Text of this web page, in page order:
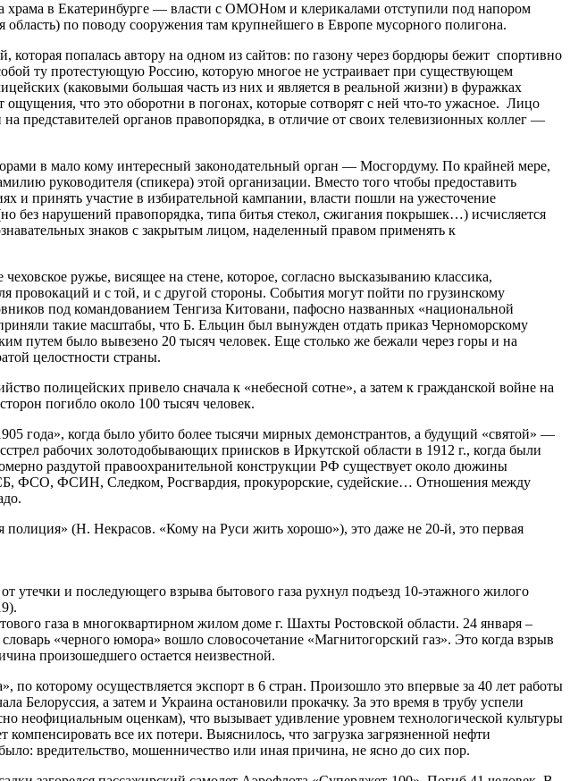
храма в Екатеринбурге — власти с ОМОНом и клерикалами отступили под напором
по поводу сооружения там крупнейшего в Европе мусорного полигона.
которая попалась автору на одном из сайтов: по газону через бордюры бежит спортивно
ту протестующую Россию, которую многое не устраивает при существующем
(каковыми большая часть из них и является в реальной жизни) в фуражках
что это оборотни в погонах, которые сотворят с ней что-то ужасное. Лицо
представителей органов правопорядка, в отличие от своих телевизионных коллег —
в мало кому интересный законодательный орган — Мосгордуму. По крайней мере,
руководителя (спикера) этой организации. Вместо того чтобы предоставить
и принять участие в избирательной кампании, власти пошли на ужесточение
нарушений правопорядка, типа битья стекол, сжигания покрышек…) исчисляется
знаков с закрытым лицом, наделенный правом применять к
ружье, висящее на стене, которое, согласно высказыванию классика,
провокаций и с той, и с другой стороны. События могут пойти по грузинскому
под командованием Тенгиза Китовани, пафосно названных «национальной
такие масштабы, что Б. Ельцин был вынужден отдать приказ Черноморскому
путем было вывезено 20 тысяч человек. Еще столько же бежали через горы и на
целостности страны.
полицейских привело сначала к «небесной сотне», а затем к гражданской войне на
погибло около 100 тысяч человек.
года», когда было убито более тысячи мирных демонстрантов, а будущий «святой» —
рабочих золотодобывающих приисков в Иркутской области в 1912 г., когда были
раздутой правоохранительной конструкции РФ существует около дюжины
ФСО, ФСИН, Следком, Росгвардия, прокурорские, судейские… Отношения между
(Н. Некрасов. «Кому на Руси жить хорошо»), это даже не 20-й, это первая
утечки и последующего взрыва бытового газа рухнул подъезд 10-этажного жилого
газа в многоквартирном жилом доме г. Шахты Ростовской области. 24 января –
«черного юмора» вошло словосочетание «Магнитогорский газ». Это когда взрыв
произошедшего остается неизвестной.
которому осуществляется экспорт в 6 стран. Произошло это впервые за 40 лет работы
Белоруссия, а затем и Украина остановили прокачку. За это время в трубу успели
неофициальным оценкам), что вызывает удивление уровнем технологической культуры
все их потери. Выяснилось, что загрузка загрязненной нефти
вредительство, мошенничество или иная причина, не ясно до сих пор.